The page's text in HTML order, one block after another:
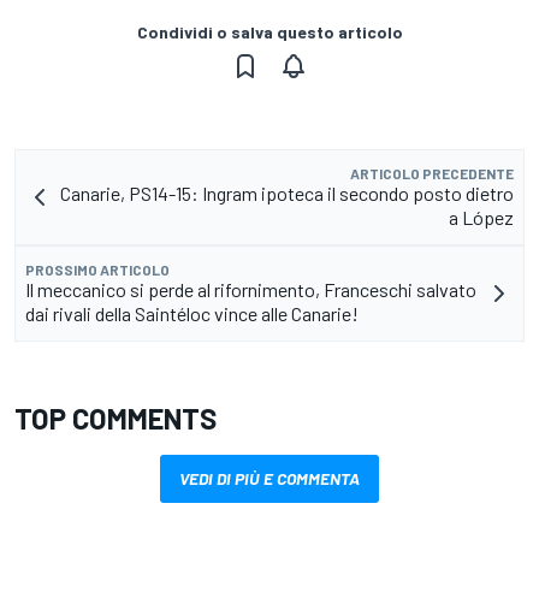
Condividi o salva questo articolo
ARTICOLO PRECEDENTE
Canarie, PS14-15: Ingram ipoteca il secondo posto dietro
a López
PROSSIMO ARTICOLO
Il meccanico si perde al rifornimento, Franceschi salvato
dai rivali della Saintéloc vince alle Canarie!
TOP COMMENTS
VEDI DI PIÙ E COMMENTA